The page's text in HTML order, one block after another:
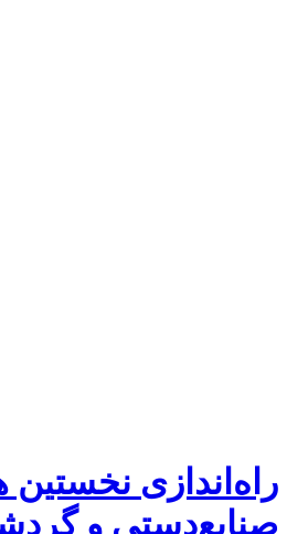
راه‌اندازی نخستین
صنایع‌دستی و